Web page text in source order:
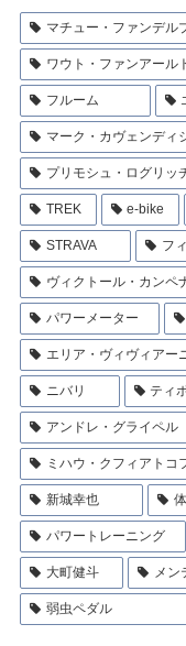
マチュー・ファンデル
ワウト・ファンアール
フルーム
マーク・カヴェンディ
プリモシュ・ログリッ
TREK e-bike
STRAVA フ
ヴィクトール・カンペ
パワーメーター
エリア・ヴィヴィアー
ニバリ ティ
アンドレ・グライペル
ミハウ・クフィアトコ
新城幸也
パワートレーニング
大町健斗 メン
弱虫ペダル